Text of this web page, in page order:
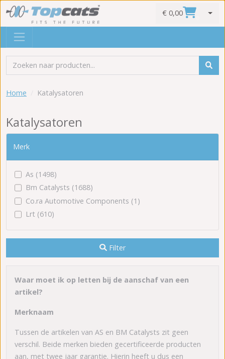
€ 0,00
Home Katalysatoren
Katalysatoren
Merk
As (1498)
Bm Catalysts (1688)
Co.ra Automotive Components (1)
Lrt (610)
Filter
Waar moet ik op letten bij de aanschaf van een
artikel?
Merknaam
Tussen de artikelen van AS en BM Catalysts zit geen
verschil. Beide merken bieden gecertificeerde producten
aan, met twee jaar garantie. Hierin heeft u dus een